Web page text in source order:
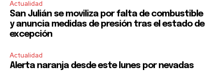
Actualidad
San Julián se moviliza por falta de combustible
y anuncia medidas de presión tras el estado de
excepción
Actualidad
Alerta naranja desde este lunes por nevadas